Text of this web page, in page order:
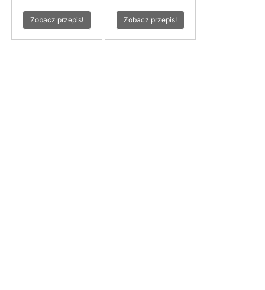
Zobacz przepis! Zobacz przepis!